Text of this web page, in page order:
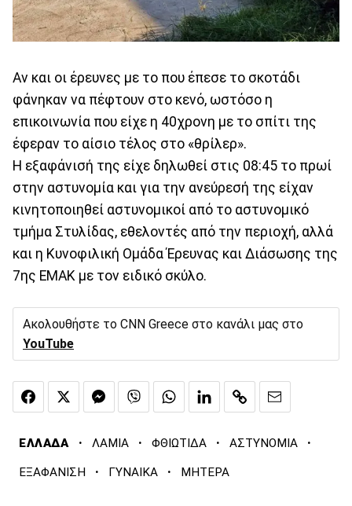
Αν και οι έρευνες με το που έπεσε το σκοτάδι
φάνηκαν να πέφτουν στο κενό, ωστόσο η
επικοινωνία που είχε η 40χρονη με το σπίτι της
έφεραν το αίσιο τέλος στο «θρίλερ».
Η εξαφάνισή της είχε δηλωθεί στις 08:45 το πρωί
στην αστυνομία και για την ανεύρεσή της είχαν
κινητοποιηθεί αστυνομικοί από το αστυνομικό
τμήμα Στυλίδας, εθελοντές από την περιοχή, αλλά
και η Κυνοφιλική Ομάδα Έρευνας και Διάσωσης της
7ης ΕΜΑΚ με τον ειδικό σκύλο.
Ακολουθήστε το CNN Greece στο κανάλι μας στο
YouTube
ΕΛΛΑΔΑ · ΛΑΜΙΑ · ΦΘΙΩΤΙΔΑ · ΑΣΤΥΝΟΜΙΑ ·
ΕΞΑΦΑΝΙΣΗ · ΓΥΝΑΙΚΑ · ΜΗΤΕΡΑ